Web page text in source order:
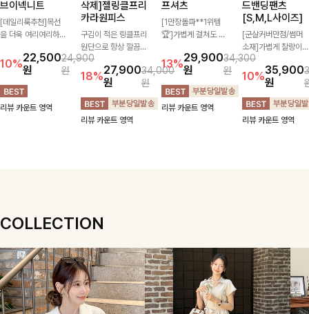
브이넥니트
[데일리룩추천]목선
을 더욱 여리여리하게
자인으로 깔끔한 무드
를 완성해주는 니트
🤍 부드러운 착용감
과 베이직한 실루엣으
로 단독은 물론 다양
10%22,500
원
24,900
원
리뷰 카운트 영역
삭제]젤링클프리
카라원피스
구김이 적은 링클프리
원단으로 항상 깔끔하
게 착용 가능하며 일
자로 떨어지는 넉넉한
핏으로 군살을 완벽히
커버해주는 원피스에
요🖤
18%27,900
원
34,000
원
리뷰 카운트 영역
프셔츠
[1만장돌파**1위템
🏆]가볍게 걸쳐도 살
감, 여름에 딱 맞는 코
튼 셔츠❤️ 여유 있는
핏과 스트라이프 패
턴, 자연스러운 실루
엣으로 데일리 코디에
13%29,900
원
34,300
원
리뷰 카운트 영역
드밴딩팬츠
[S,M,L사이즈]
[군살커버만점/썸머
소재]가볍게 찰랑이는
원단과 여유로운 와이
드 핏으로 하루 종일
편안하게 착용하실 수
있는 팬츠입니다 🖤
✨ 허리 전체 밴딩과
스트링 디테일로 안정
10%35,900
원
리뷰 카운트 영역
COLLECTION